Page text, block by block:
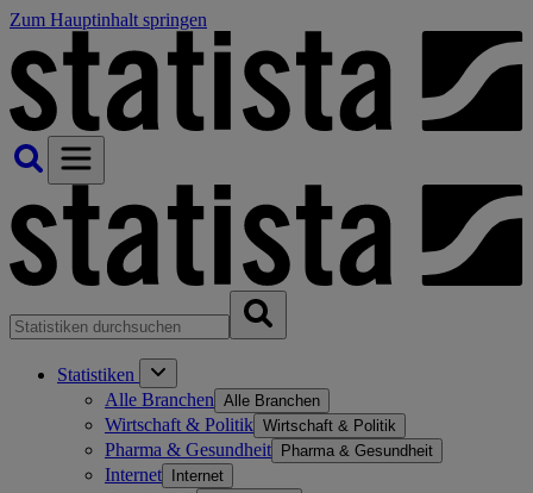
Zum Hauptinhalt springen
Statistiken
Alle Branchen Alle Branchen
Wirtschaft & Politik Wirtschaft & Politik
Pharma & Gesundheit Pharma & Gesundheit
Internet Internet